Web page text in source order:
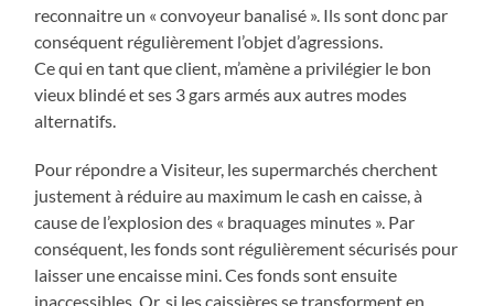
reconnaitre un « convoyeur banalisé ». Ils sont donc par
conséquent régulièrement l’objet d’agressions.
Ce qui en tant que client, m’amène a privilégier le bon
vieux blindé et ses 3 gars armés aux autres modes
alternatifs.
Pour répondre a Visiteur, les supermarchés cherchent
justement à réduire au maximum le cash en caisse, à
cause de l’explosion des « braquages minutes ». Par
conséquent, les fonds sont régulièrement sécurisés pour
laisser une encaisse mini. Ces fonds sont ensuite
inaccessibles. Or, si les caissières se transforment en